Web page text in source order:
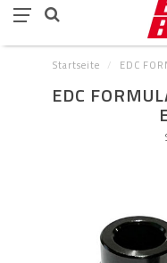
Startseite / EDC
EDC